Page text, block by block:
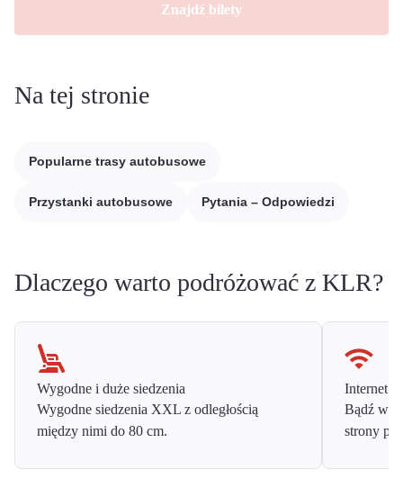
Znajdź bilety
Na tej stronie
Popularne trasy autobusowe
Przystanki autobusowe Pytania – Odpowiedzi
Dlaczego warto podróżować z KLR?
Wygodne i duże siedzenia
Wygodne siedzenia XXL z odległością
między nimi do 80 cm.
Internet
Bądź w
strony